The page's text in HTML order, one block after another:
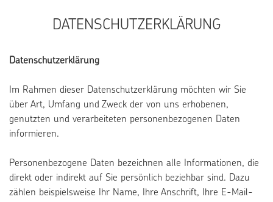
DATENSCHUTZERKLÄRUNG
Datenschutzerklärung
Im Rahmen dieser Datenschutzerklärung möchten wir Sie
über Art, Umfang und Zweck der von uns erhobenen,
genutzten und verarbeiteten personenbezogenen Daten
informieren.
Personenbezogene Daten bezeichnen alle Informationen, die
direkt oder indirekt auf Sie persönlich beziehbar sind. Dazu
zählen beispielsweise Ihr Name, Ihre Anschrift, Ihre E-Mail-